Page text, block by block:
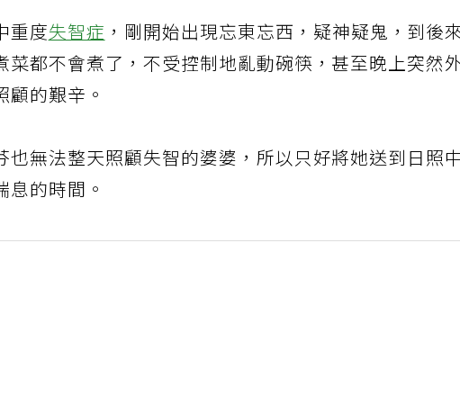
重度失智症 ，剛開始出現忘東忘西，疑神疑鬼，到後
菜都不會煮了，不受控制地亂動碗筷，甚至晚上突然
的艱辛。
也無法整天照顧失智的婆婆，所以只好將她送到日照
的時間。